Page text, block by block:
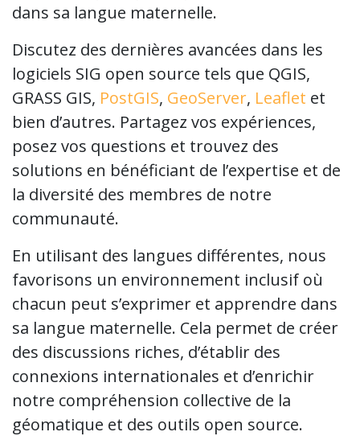
dans sa langue maternelle.
Discutez des dernières avancées dans les
logiciels SIG open source tels que QGIS,
GRASS GIS, PostGIS, GeoServer, Leaflet et
bien d’autres. Partagez vos expériences,
posez vos questions et trouvez des
solutions en bénéficiant de l’expertise et de
la diversité des membres de notre
communauté.
En utilisant des langues différentes, nous
favorisons un environnement inclusif où
chacun peut s’exprimer et apprendre dans
sa langue maternelle. Cela permet de créer
des discussions riches, d’établir des
connexions internationales et d’enrichir
notre compréhension collective de la
géomatique et des outils open source.